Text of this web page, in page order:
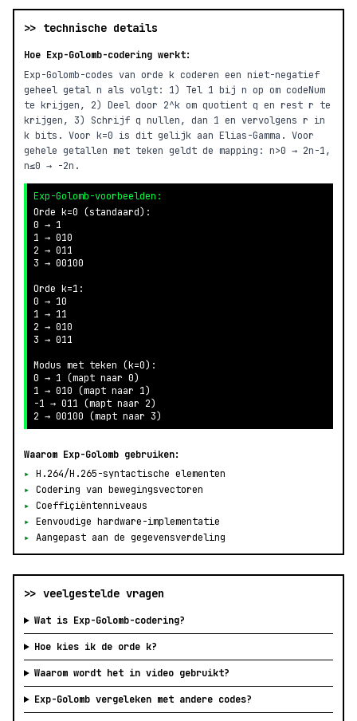
>> technische details
Hoe Exp-Golomb-codering werkt:
Exp-Golomb-codes van orde k coderen een niet-negatief
geheel getal n als volgt: 1) Tel 1 bij n op om codeNum
te krijgen, 2) Deel door 2^k om quotient q en rest r te
krijgen, 3) Schrijf q nullen, dan 1 en vervolgens r in
k bits. Voor k=0 is dit gelijk aan Elias-Gamma. Voor
gehele getallen met teken geldt de mapping: n>0 → 2n-1,
n≤0 → -2n.
Exp-Golomb-voorbeelden:
Orde k=0 (standaard):
0 → 1
1 → 010
2 → 011
3 → 00100
Orde k=1:
0 → 10
1 → 11
2 → 010
3 → 011
Modus met teken (k=0):
0 → 1 (mapt naar 0)
1 → 010 (mapt naar 1)
-1 → 011 (mapt naar 2)
2 → 00100 (mapt naar 3)
Waarom Exp-Golomb gebruiken:
▸ H.264/H.265-syntactische elementen
▸ Codering van bewegingsvectoren
▸ Coeffiçiënten­niveaus
▸ Eenvoudige hardware-implementatie
▸ Aangepast aan de gegevensverdeling
>> veelgestelde vragen
Wat is Exp-Golomb-codering?
Hoe kies ik de orde k?
Waarom wordt het in video gebruikt?
Exp-Golomb vergeleken met andere codes?